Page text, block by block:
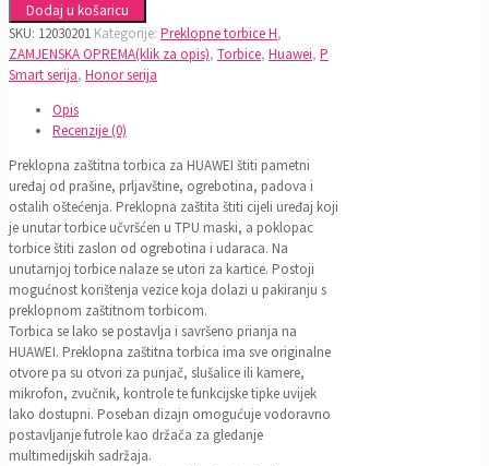
Dodaj u košaricu
SKU: 12030201 Kategorije: Preklopne torbice H,
ZAMJENSKA OPREMA(klik za opis), Torbice, Huawei, P
Smart serija, Honor serija
Opis
Recenzije (0)
Preklopna zaštitna torbica za HUAWEI štiti pametni
uređaj od prašine, prljavštine, ogrebotina, padova i
ostalih oštećenja. Preklopna zaštita štiti cijeli uređaj koji
je unutar torbice učvršćen u TPU maski, a poklopac
torbice štiti zaslon od ogrebotina i udaraca. Na
unutarnjoj torbice nalaze se utori za kartice. Postoji
mogućnost korištenja vezice koja dolazi u pakiranju s
preklopnom zaštitnom torbicom.
Torbica se lako se postavlja i savršeno prianja na
HUAWEI. Preklopna zaštitna torbica ima sve originalne
otvore pa su otvori za punjač, slušalice ili kamere,
mikrofon, zvučnik, kontrole te funkcijske tipke uvijek
lako dostupni. Poseban dizajn omogućuje vodoravno
postavljanje futrole kao držača za gledanje
multimedijskih sadržaja.